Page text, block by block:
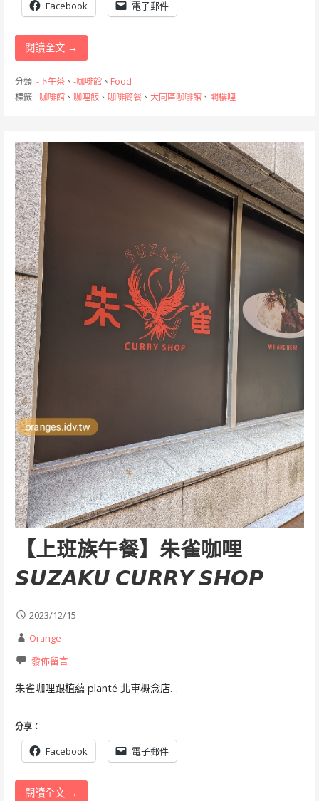
Facebook 電子郵件
閱讀全文 →
分類: -下午茶、 -咖啡館、 Food
標籤: -咖啡館、 咖哩飯、 咖啡簡餐、 大同區咖啡館、 閣樓哩
【上班族午餐】朱雀咖哩
𝙎𝙐𝙕𝘼𝙆𝙐 𝘾𝙐𝙍𝙍𝙔 𝙎𝙃𝙊𝙋
2023/12/15
Orange
發佈留言
朱雀咖哩跟植蘊 planté 北車概念店…
分享：
Facebook 電子郵件
閱讀全文 →